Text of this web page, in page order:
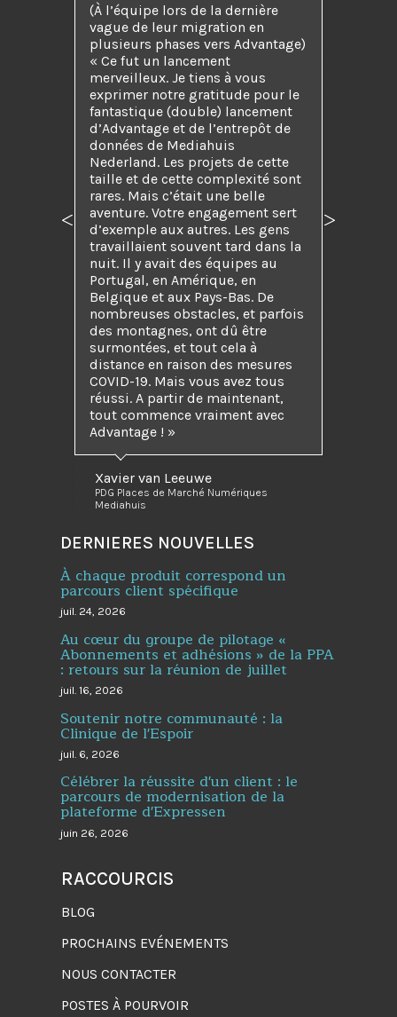
(À l’équipe lors de la dernière
vague de leur migration en
plusieurs phases vers Advantage)
« Ce fut un lancement
merveilleux. Je tiens à vous
exprimer notre gratitude pour le
fantastique (double) lancement
d’Advantage et de l’entrepôt de
données de Mediahuis
Nederland. Les projets de cette
taille et de cette complexité sont
rares. Mais c’était une belle
aventure. Votre engagement sert
d’exemple aux autres. Les gens
travaillaient souvent tard dans la
nuit. Il y avait des équipes au
Portugal, en Amérique, en
Belgique et aux Pays-Bas. De
nombreuses obstacles, et parfois
des montagnes, ont dû être
surmontées, et tout cela à
distance en raison des mesures
COVID-19. Mais vous avez tous
réussi. A partir de maintenant,
tout commence vraiment avec
Advantage ! »
Xavier van Leeuwe
PDG Places de Marché Numériques
Mediahuis
Précédent Suivant
DERNIERES NOUVELLES
À chaque produit correspond un
parcours client spécifique
juil. 24, 2026
Au cœur du groupe de pilotage «
Abonnements et adhésions » de la PPA
: retours sur la réunion de juillet
juil. 16, 2026
Soutenir notre communauté : la
Clinique de l'Espoir
juil. 6, 2026
Célébrer la réussite d'un client : le
parcours de modernisation de la
plateforme d'Expressen
juin 26, 2026
RACCOURCIS
BLOG
PROCHAINS EVÉNEMENTS
NOUS CONTACTER
POSTES À POURVOIR